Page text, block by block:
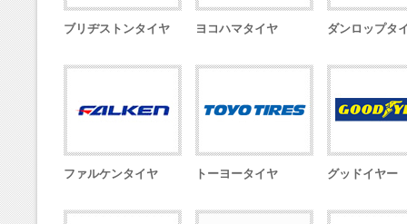
ブリヂストンタイヤ ヨコハマタイヤ ダンロップタ
ファルケンタイヤ トーヨータイヤ グッドイヤー